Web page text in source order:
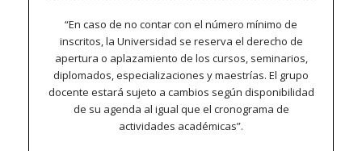
“En caso de no contar con el número mínimo de
inscritos, la Universidad se reserva el derecho de
apertura o aplazamiento de los cursos, seminarios,
diplomados, especializaciones y maestrías. El grupo
docente estará sujeto a cambios según disponibilidad
de su agenda al igual que el cronograma de
actividades académicas”.